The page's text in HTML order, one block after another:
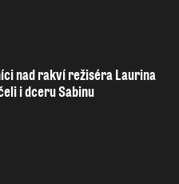
nad rakví režiséra Laurina
i dceru Sabinu